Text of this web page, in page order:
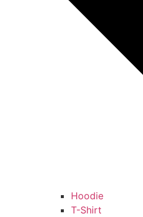
Hoodie
T-Shirt